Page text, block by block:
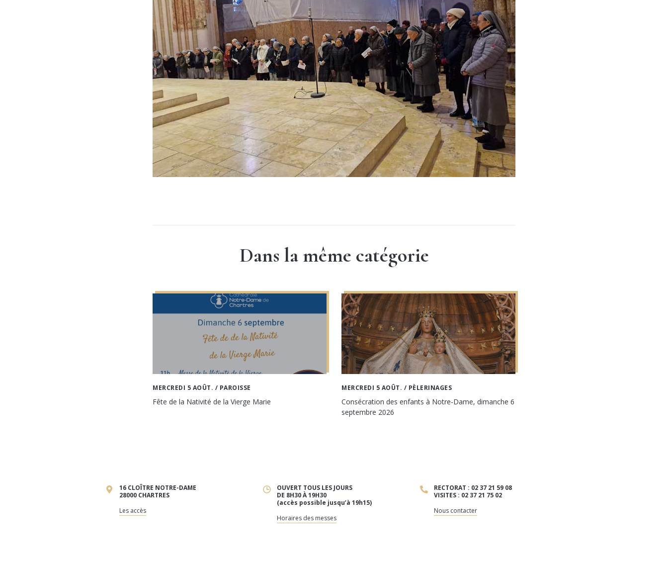
Dans la même catégorie
MERCREDI 5 AOÛT. / PAROISSE
Fête de la Nativité de la Vierge Marie
MERCREDI 5 AOÛT. / PÈLERINAGES
Consécration des enfants à Notre-Dame, dimanche 6
septembre 2026
16 CLOÎTRE NOTRE-DAME
28000 CHARTRES
Les accès
OUVERT TOUS LES JOURS
DE 8H30 À 19H30
(accès possible jusqu’à 19h15)
Horaires des messes
RECTORAT : 02 37 21 59 08
VISITES : 02 37 21 75 02
Nous contacter